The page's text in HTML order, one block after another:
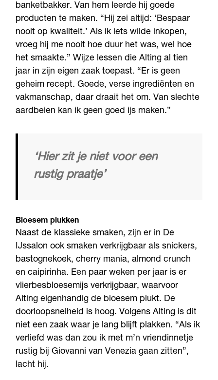
banketbakker. Van hem leerde hij goede
producten te maken. “Hij zei altijd: ‘Bespaar
nooit op kwaliteit.’ Als ik iets wilde inkopen,
vroeg hij me nooit hoe duur het was, wel hoe
het smaakte.” Wijze lessen die Alting al tien
jaar in zijn eigen zaak toepast. “Er is geen
geheim recept. Goede, verse ingrediënten en
vakmanschap, daar draait het om. Van slechte
aardbeien kan ik geen goed ijs maken.”
‘Hier zit je niet voor een
rustig praatje’
Bloesem plukken
Naast de klassieke smaken, zijn er in De
IJssalon ook smaken verkrijgbaar als snickers,
bastognekoek, cherry mania, almond crunch
en caipirinha. Een paar weken per jaar is er
vlierbesbloesemijs verkrijgbaar, waarvoor
Alting eigenhandig de bloesem plukt. De
doorloopsnelheid is hoog. Volgens Alting is dit
niet een zaak waar je lang blijft plakken. “Als ik
verliefd was dan zou ik met m’n vriendinnetje
rustig bij Giovanni van Venezia gaan zitten”,
lacht hij.